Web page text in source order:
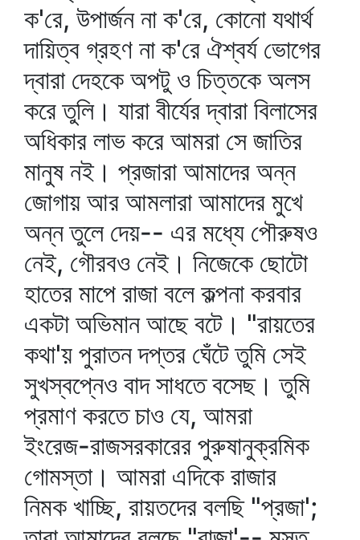
ক'রে, উপার্জন না ক'রে, কোনো যথার্থ
দায়িত্ব গ্রহণ না ক'রে ঐশ্বর্য ভোগের
দ্বারা দেহকে অপটু ও চিত্তকে অলস
করে তুলি। যারা বীর্যের দ্বারা বিলাসের
অধিকার লাভ করে আমরা সে জাতির
মানুষ নই। প্রজারা আমাদের অন্ন
জোগায় আর আমলারা আমাদের মুখে
অন্ন তুলে দেয়-- এর মধ্যে পৌরুষও
নেই, গৌরবও নেই। নিজেকে ছোটো
হাতের মাপে রাজা বলে কল্পনা করবার
একটা অভিমান আছে বটে। "রায়তের
কথা'য় পুরাতন দপ্তর ঘেঁটে তুমি সেই
সুখস্বপ্নেও বাদ সাধতে বসেছ। তুমি
প্রমাণ করতে চাও যে, আমরা
ইংরেজ-রাজসরকারের পুরুষানুক্রমিক
গোমস্তা। আমরা এদিকে রাজার
নিমক খাচ্ছি, রায়তদের বলছি "প্রজা';